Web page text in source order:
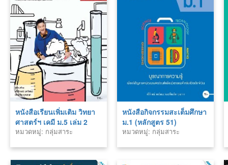
หนังสือเรียนเพิ่มเติม วิทยา
ศาสตร์ฯ เคมี ม.5 เล่ม 2
(หลักสูตร 60)
หมวดหมู่: กลุ่มสาระ
หนังสือกิจกรรมสะเต็มศึกษา
ม.1 (หลักสูตร 51)
หมวดหมู่: กลุ่มสาระ